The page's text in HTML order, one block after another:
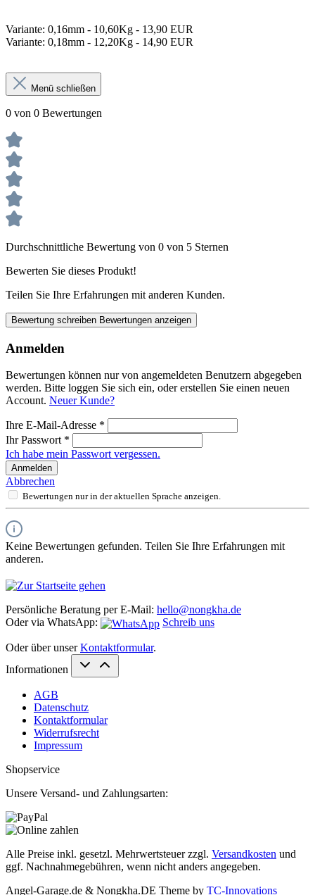
Variante: 0,16mm - 10,60Kg - 13,90 EUR
Variante: 0,18mm - 12,20Kg - 14,90 EUR
Menü schließen
0 von 0 Bewertungen
Durchschnittliche Bewertung von 0 von 5 Sternen
Bewerten Sie dieses Produkt!
Teilen Sie Ihre Erfahrungen mit anderen Kunden.
Bewertung schreiben Bewertungen anzeigen
Anmelden
Bewertungen können nur von angemeldeten Benutzern abgegeben
werden. Bitte loggen Sie sich ein, oder erstellen Sie einen neuen
Account. Neuer Kunde?
Ihre E-Mail-Adresse *
Ihr Passwort *
Ich habe mein Passwort vergessen.
Anmelden
Abbrechen
Bewertungen nur in der aktuellen Sprache anzeigen.
Keine Bewertungen gefunden. Teilen Sie Ihre Erfahrungen mit
anderen.
Persönliche Beratung per E-Mail: hello@nongkha.de
Oder via WhatsApp:
Schreib uns
Oder über unserKontaktformular.
Informationen
AGB
Datenschutz
Kontaktformular
Widerrufsrecht
Impressum
Shopservice
Unsere Versand- und Zahlungsarten:
Alle Preise inkl. gesetzl. Mehrwertsteuer zzgl. Versandkosten und
ggf. Nachnahmegebühren, wenn nicht anders angegeben.
Angel-Garage.de & Nongkha.DE Theme by TC-Innovations